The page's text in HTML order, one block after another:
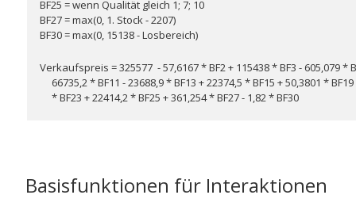
BF25 = wenn Qualität gleich 1; 7; 10
BF27 = max(0, 1. Stock - 2207)
BF30 = max(0, 15138 - Losbereich)
Verkaufspreis = 325577 - 57,6167 * BF2 + 115438 * BF3 - 605,079 *
66735,2 * BF11 - 23688,9 * BF13 + 22374,5 * BF15 + 50,3801 *
* BF23 + 22414,2 * BF25 + 361,254 * BF27 - 1,82 * BF30
Basisfunktionen für Interaktionen